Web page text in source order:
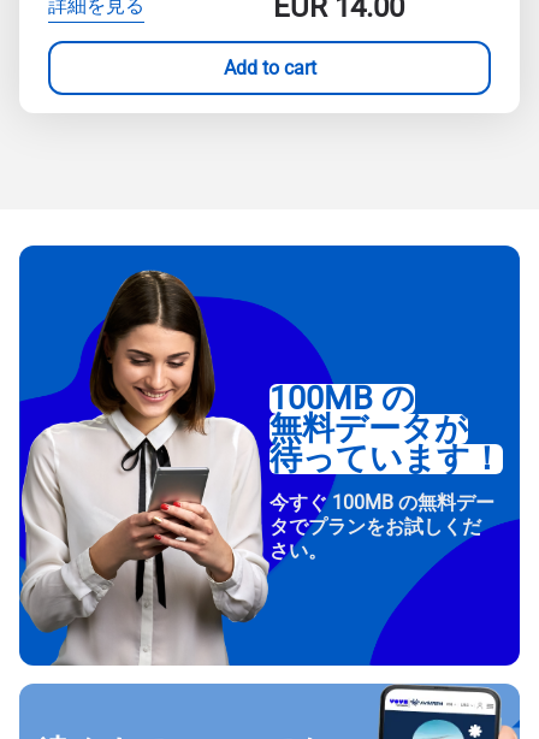
詳細を見る EUR14.00
Add to cart
100MB の
無料データが
待っています！
今すぐ 100MB の無料デー
タでプランをお試しくだ
さい。